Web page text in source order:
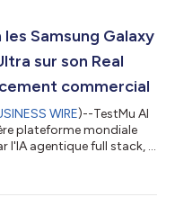
Samsung Galaxy
sur son Real
commercial
WIRE)--TestMu AI
plateforme mondiale
l'IA agentique full stack, a
lors de l'événement